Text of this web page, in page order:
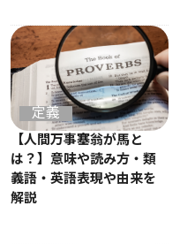
定義
【人間万事塞翁が馬と
は？】意味や読み方・類
義語・英語表現や由来を
解説